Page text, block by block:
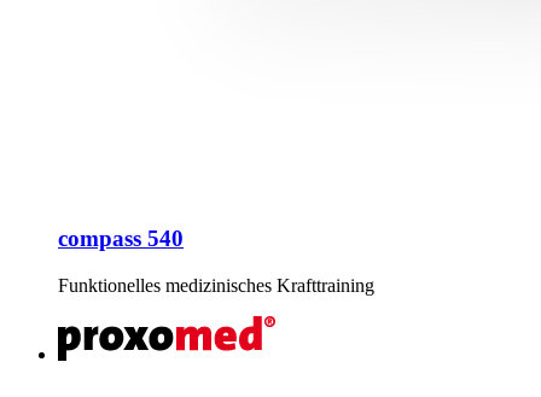
compass 540
Funktionelles medizinisches Krafttraining